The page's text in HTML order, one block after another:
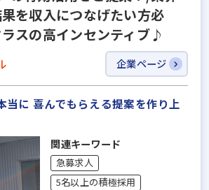
を収入につなげたい方必
スの高インセンティブ♪
企業ページ
当に 喜んでもらえる提案を作り上
関連キーワード
急募求人
5名以上の積極採用